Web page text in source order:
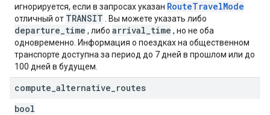
игнорируется, если в запросах указан RouteTravelMode
отличный от TRANSIT . Вы можете указать либо
departure_time , либо arrival_time , но не оба
одновременно. Информация о поездках на общественном
транспорте доступна за период до 7 дней в прошлом или до
100 дней в будущем.
compute alternative routes
bool